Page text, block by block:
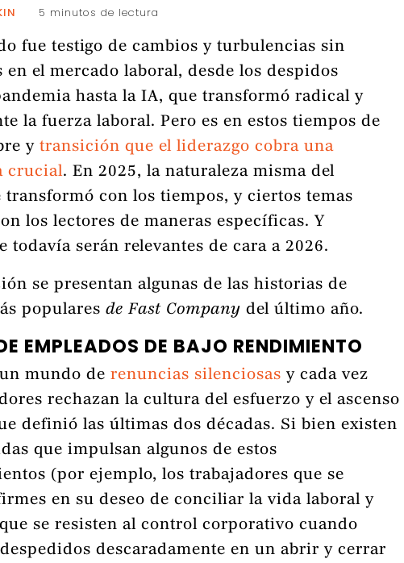
5 minutos de lectura
fue testigo de cambios y turbulencias sin
en el mercado laboral, desde los despidos
hasta la IA, que transformó radical y
la fuerza laboral. Pero es en estos tiempos de
y transición que el liderazgo cobra una
crucial. En 2025, la naturaleza misma del
transformó con los tiempos, y ciertos temas
los lectores de maneras específicas. Y
todavía serán relevantes de cara a 2026.
se presentan algunas de las historias de
populares de Fast Company del último año.
EMPLEADOS DE BAJO RENDIMIENTO
mundo de renuncias silenciosas y cada vez
rechazan la cultura del esfuerzo y el ascenso
definió las últimas dos décadas. Si bien existen
que impulsan algunos de estos
(por ejemplo, los trabajadores que se
en su deseo de conciliar la vida laboral y
se resisten al control corporativo cuando
descaradamente en un abrir y cerrar